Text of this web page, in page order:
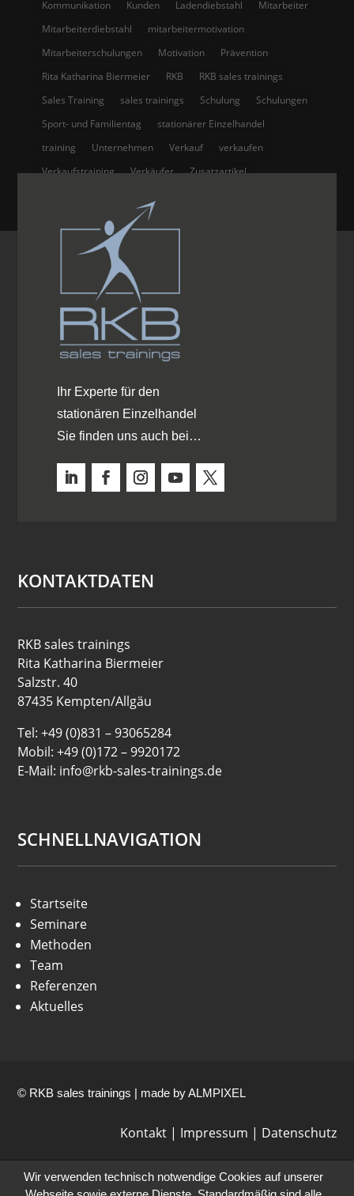
Kommunikation
Kunden Ladendiebstahl
Mitarbeiter
Mitarbeiterdiebstahl
mitarbeitermotivation
Mitarbeiterschulungen
Motivation
Prävention
Rita Katharina Biermeier
RKB
RKB sales trainings
Sales Training
sales trainings Schulung
Schulungen
Sport- und Familientag
stationärer Einzelhandel
training
Unternehmen Verkauf
verkaufen
Verkaufstraining
Verkäufer Zusatzartikel
Ihr Experte für den
stationären Einzelhandel
Sie finden uns auch bei…
KONTAKTDATEN
RKB sales trainings
Rita Katharina Biermeier
Salzstr. 40
87435 Kempten/Allgäu
Tel: +49 (0)831 – 93065284
Mobil: +49 (0)172 – 9920172
E-Mail: info@rkb-sales-trainings.de
SCHNELLNAVIGATION
Startseite
Seminare
Methoden
Team
Referenzen
Aktuelles
© RKB sales trainings | made byALMPIXEL
Kontakt| Impressum | Datenschutz
Wir verwenden technisch notwendige Cookies auf unserer